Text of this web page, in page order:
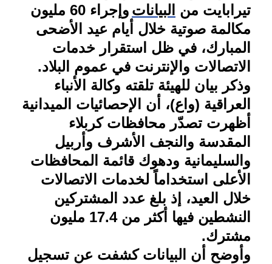
تيرابايت من البيانات
وإجراء 60 مليون
مكالمة صوتية خلال أيام عيد الأضحى
المبارك، في ظل استقرار خدمات
الاتصالات والإنترنت في عموم البلاد.
وذكر بيان للهيئة تلقته وكالة الأنباء
العراقية (واع)، أن الإحصائيات الميدانية
أظهرت تصدّر محافظات كربلاء
المقدسة والنجف الأشرف وأربيل
والسليمانية ودهوك قائمة المحافظات
الأعلى استخداماً لخدمات الاتصالات
خلال العيد، إذ بلغ عدد المشتركين
النشطين فيها أكثر من 17.4 مليون
مشترك.
وأوضح أن البيانات كشفت عن تسجيل